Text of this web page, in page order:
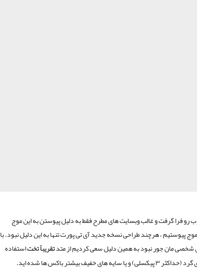
فرا گرفت و غالب وبسایت های مطرح فقط به دلیل پیوستن به این موج
پیوستیم ، هرچند طراحی نسخه جدید آی تی پورت تنها به این دلیل نبود. با
شخصی مان جور نبود به همین دلیل سعی کردیم از متدتقریباً تختاستفاده
خفیف بیشتر باکس ها شده اید.